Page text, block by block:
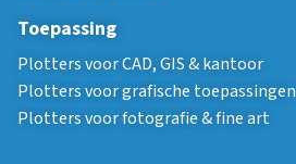
Toepassing
Plotters voor CAD, GIS & kantoor
Plotters voor grafische toepassingen
Plotters voor fotografie & fine art